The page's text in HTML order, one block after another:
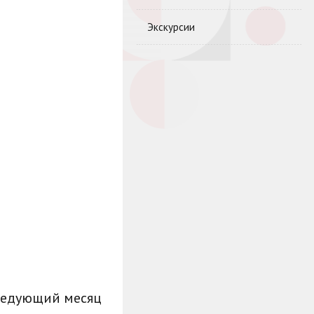
месяц
Экскурсии